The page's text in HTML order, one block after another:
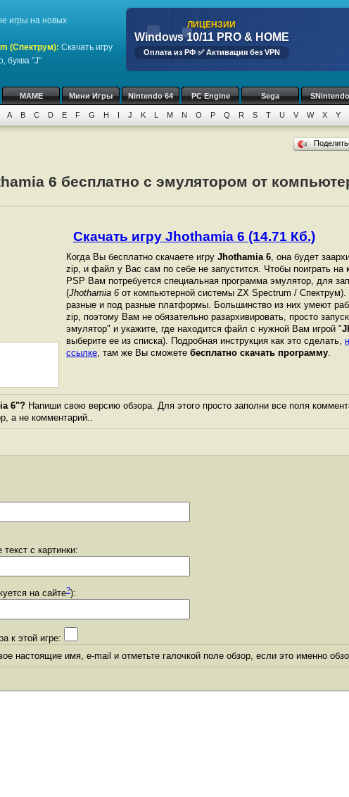
игры на новых
(Спектрум): Скачать игру
буква "J"
ЛИЦЕНЗИИ
Windows 10/11 PRO & HOME
Оплата из РФ ✅ Активация без VPN
MAME Мини Игры Nintendo 64 PC Engine Sega SNintendo
A B C D E F G H I J K L M N O P Q R S T U V W X Y
6 бесплатно с эмулятором от
Скачать игру Jhothamia 6 (14.71 Кб.)
Когда Вы бесплатно скачаете игру Jhothamia 6, она будет
zip, и файл у Вас сам по себе не запустится. Чтобы поиграть
PSP Вам потребуется специальная программа эмулятор, для
(Jhothamia 6 от компьютерной системы ZX Spectrum /
разные и под разные платформы. Большинство из них умеют
zip, поэтому Вам не обязательно разархивировать, просто
эмулятор" и укажите, где находится файл с нужной Вам игрой "
выберите ее из списка). Подробная инструкция как это сделать,
ссылке, там же Вы сможете бесплатно скачать программу.
6"? Напиши свою версию обзора. Для этого просто заполни все поля
а не комментарий..
с картинки:
на сайте?):
к этой игре:
настоящие имя, e-mail и отметьте галочкой поле обзор, если это именно